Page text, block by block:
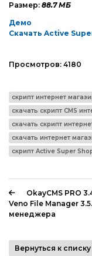
Размер: 88.7 МБ
Демо
Скачать Active
Просмотров: 4180
скрипт интернет
скачать скрипт CMS
скачать скрипт
скачать интернет
скрипт Active Super
OkayCMS PRO
Veno File Manager
менеджера
Вернуться к списку